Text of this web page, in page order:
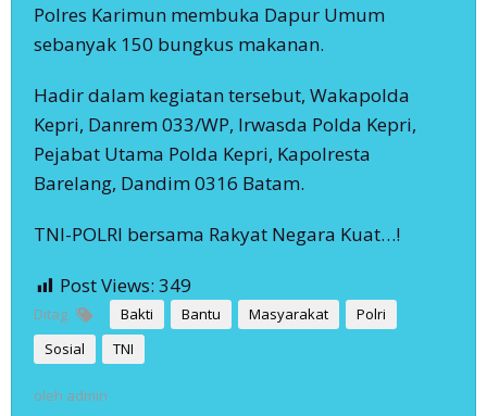
Polres Karimun membuka Dapur Umum
sebanyak 150 bungkus makanan.
Hadir dalam kegiatan tersebut, Wakapolda
Kepri, Danrem 033/WP, Irwasda Polda Kepri,
Pejabat Utama Polda Kepri, Kapolresta
Barelang, Dandim 0316 Batam.
TNI-POLRI bersama Rakyat Negara Kuat…!
Post Views: 349
Ditag Bakti Bantu Masyarakat
Polri
Sosial
TNI
oleh admin